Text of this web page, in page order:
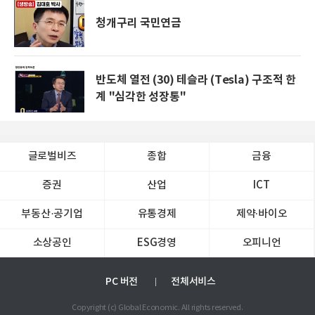
청개구리 국민연금
반도체 열전 (30) 테슬라 (Tesla) 구조적 한
계 "심각한 성장통"
글로벌비즈 종합 금융
증권 산업 ICT
부동산·공기업 유통경제 제약∙바이오
소상공인 ESG경영 오피니언
PC 버전 전체서비스
Copyright (c) Global Economic. All rights reserved.